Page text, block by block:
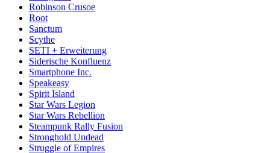
Robinson Crusoe
Root
Sanctum
Scythe
SETI + Erweiterung
Siderische Konfluenz
Smartphone Inc.
Speakeasy
Spirit Island
Star Wars Legion
Star Wars Rebellion
Steampunk Rally Fusion
Stronghold Undead
Struggle of Empires